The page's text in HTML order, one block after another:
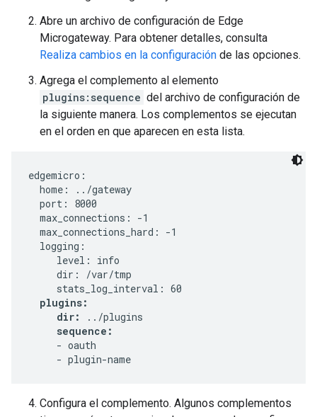
Abre un archivo de configuración de Edge
Microgateway. Para obtener detalles, consulta
Realiza cambios en la configuración de las opciones.
Agrega el complemento al elemento
plugins:sequence del archivo de configuración de
la siguiente manera. Los complementos se ejecutan
en el orden en que aparecen en esta lista.
edgemicro:
  home: ../gateway
  port: 8000
  max_connections: -1
  max_connections_hard: -1
  logging:
     level: info
     dir: /var/tmp
     stats_log_interval: 60
plugins:
dir:
../plugins
sequence:
     - oauth
Configura el complemento. Algunos complementos